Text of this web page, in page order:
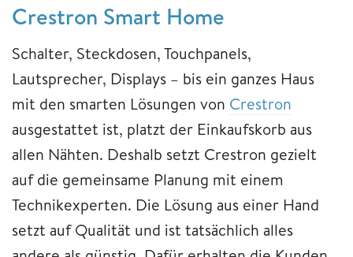
Crestron Smart Home
Schalter, Steckdosen, Touchpanels,
Lautsprecher, Displays – bis ein ganzes Haus
mit den smarten Lösungen von Crestron
ausgestattet ist, platzt der Einkaufskorb aus
allen Nähten. Deshalb setzt Crestron gezielt
auf die gemeinsame Planung mit einem
Technikexperten. Die Lösung aus einer Hand
setzt auf Qualität und ist tatsächlich alles